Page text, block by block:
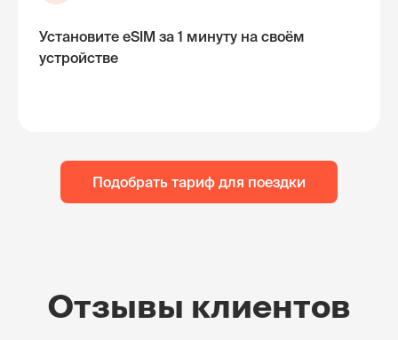
Установите eSIM за 1 минуту на своём
устройстве
Подобрать тариф для поездки
Отзывы клиентов